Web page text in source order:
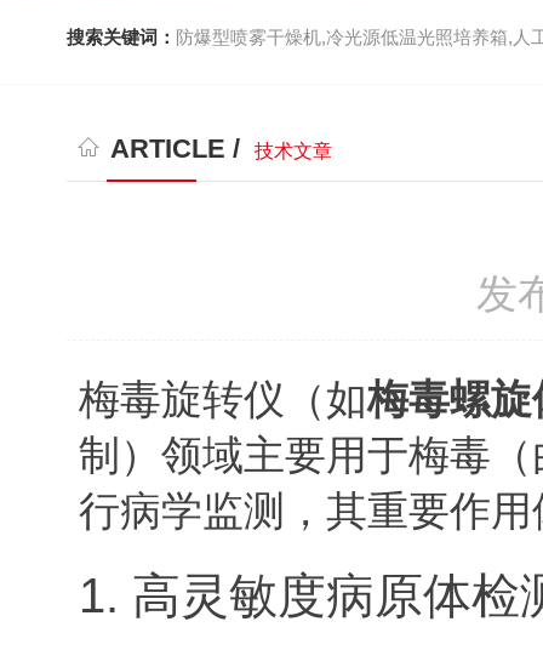
搜索关键词： 防爆型喷雾干燥机,冷光源低温光照培养箱,人
ARTICLE / 技术文章
发
梅毒旋转仪（如梅毒螺
制）领域主要用于梅毒
行病学监测，其重要作
1. 高灵敏度病原体检